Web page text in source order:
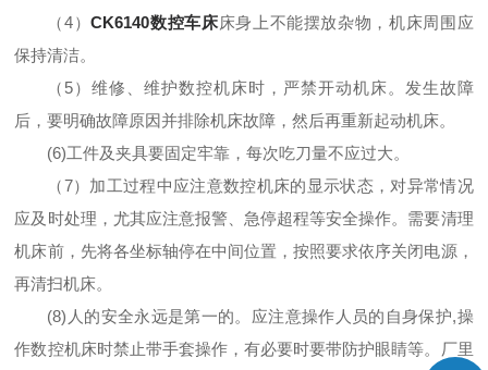
（4）CK6140数控车床床身上不能摆放杂物，机床周围应
保持清洁。
（5）维修、维护数控机床时，严禁开动机床。发生故障
后，要明确故障原因并排除机床故障，然后再重新起动机床。
(6)工件及夹具要固定牢靠，每次吃刀量不应过大。
（7）加工过程中应注意数控机床的显示状态，对异常情况
应及时处理，尤其应注意报警、急停超程等安全操作。需要清理
机床前，先将各坐标轴停在中间位置，按照要求依序关闭电源，
再清扫机床。
(8)人的安全永远是第一的。应注意操作人员的自身保护,操
作数控机床时禁止带手套操作，有必要时要带防护眼睛等。厂里